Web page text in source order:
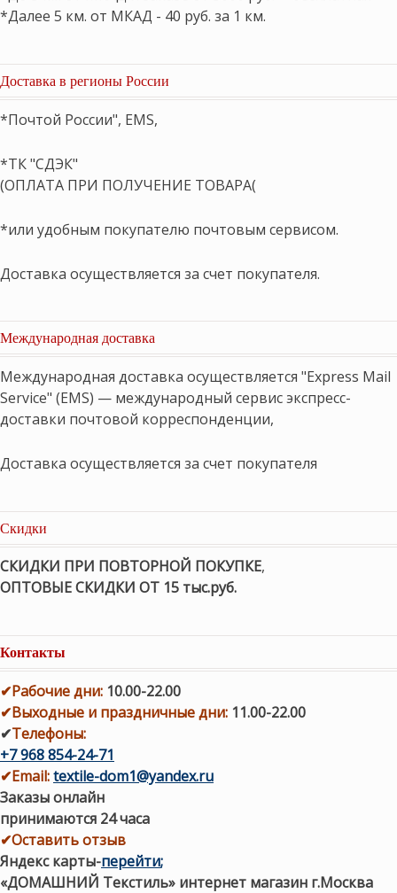
*Далее 5 км. от МКАД - 40 руб. за 1 км.
Доставка в регионы России
*Почтой России", EMS,
*ТК "СДЭК"
(ОПЛАТА ПРИ ПОЛУЧЕНИЕ ТОВАРА(
*или удобным покупателю почтовым сервисом.
Доставка осуществляется за счет покупателя.
Международная доставка
Международная доставка осуществляется "Express Mail
Service" (EMS) — международный сервис экспресс-
доставки почтовой корреспонденции,
Доставка осуществляется за счет покупателя
Скидки
СКИДКИ ПРИ ПОВТОРНОЙ ПОКУПКЕ,
ОПТОВЫЕ СКИДКИ ОТ 15 тыс.руб.
Контакты
✔Рабочие дни: 10.00-22.00
✔Выходные и праздничные дни: 11.00-22.00
✔Телефоны:
+7 968 854-24-71
✔Email:textile-dom1@yandex.ru
Заказы онлайн
принимаются 24 часа
✔Оставить отзыв
Яндекс карты-перейти;
«ДОМАШНИЙ Текстиль» интернет магазин г.Москва